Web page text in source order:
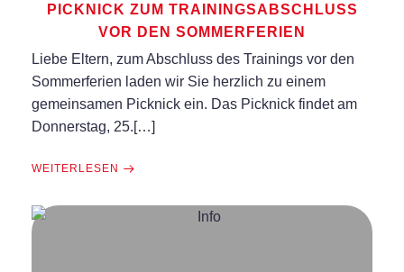
PICKNICK ZUM TRAININGSABSCHLUSS
VOR DEN SOMMERFERIEN
Liebe Eltern, zum Abschluss des Trainings vor den
Sommerferien laden wir Sie herzlich zu einem
gemeinsamen Picknick ein. Das Picknick findet am
Donnerstag, 25.[…]
WEITERLESEN